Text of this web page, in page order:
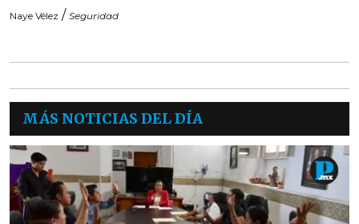
Naye Vélez / Seguridad
MÁS NOTICIAS DEL DÍA